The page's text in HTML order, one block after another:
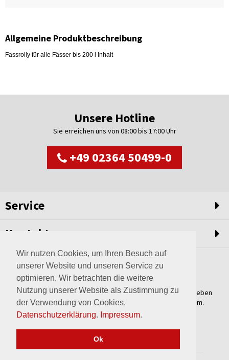
Wir nutzen Cookies, um Ihren Besuch auf
unserer Website und unseren Service zu
optimieren. Wir betrachten die weitere
Nutzung unserer Website als Zustimmung zu
der Verwendung von Cookies.
Datenschutzerklärung. Impressum.
Ok
Allgemeine Produktbeschreibung
Fassrolly für alle Fässer bis 200 l Inhalt
Unsere Hotline
Sie erreichen uns von 08:00 bis 17:00 Uhr
+49 02364 50499-0
Service
Kontakt
Weltweit setzen wir unsere Erfahrungswerte und unser Streben
nach innovativen Lösungen in unvergleichliche Anlagen um.
Erfahren Sie mehr über uns.